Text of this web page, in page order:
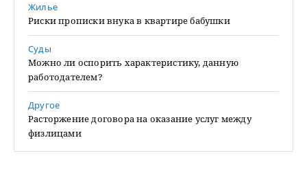
Жилье
Риски прописки внука в квартире бабушки
Суды
Можно ли оспорить характеристику, данную
работодателем?
Другое
Расторжение договора на оказание услуг между
физлицами